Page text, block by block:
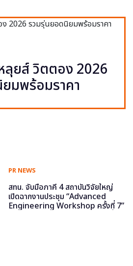
ลุยส์ วิตตอง 2026
มพร้อมราคา
PR NEWS
สทน. จับมือภาคี 4 สถาบันวิจัยใหญ่
เปิดฉากงานประชุม “Advanced
Engineering Workshop ครั้งที่ 7”